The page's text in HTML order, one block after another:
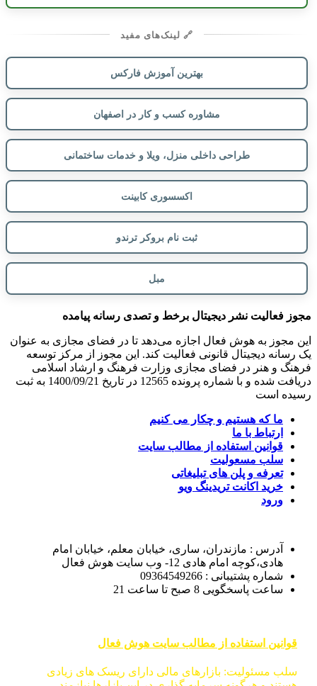
🔗 لینک‌های مفید
بهترین آموزش فارکس
مشاوره کسب و کار در اصفهان
طراحی داخلی منزل، ویلا و خدمات ساختمانی
اکسسوری کابینت
ثبت نام بروکر ترندو
مبل
مجوز فعالیت نشر دیجیتال برخط و تصدی رسانه پیامده
این مجوز به هوش فعال اجازه می‌دهد تا در فضای مجازی به عنوان
یک رسانه دیجیتال قانونی فعالیت کند. این مجوز از مرکز توسعه
فرهنگ و هنر در فضای مجازی وزارت فرهنگ و ارشاد اسلامی
دریافت شده و با شماره پرونده 12565 در تاریخ 1400/09/21 به ثبت
رسیده است
ما که هستیم و چکار می کنیم
ارتباط با ما
قوانین استفاده از مطالب سایت
سلب مسعولیت
تعرفه و پلن های تبلیغاتی
خرید اکانت تریدینگ ویو
ورود
آدرس : مازندران، ساری، خیابان معلم، خیابان امام
هادی،کوچه امام هادی 12- وب سایت هوش فعال
شماره پشتیبانی : 09364549266
ساعت پاسخگویی 8 صبح تا ساعت 21
قوانین استفاده از مطالب سایت هوش فعال
سلب مسئولیت: بازارهای مالی دارای ریسک های زیادی